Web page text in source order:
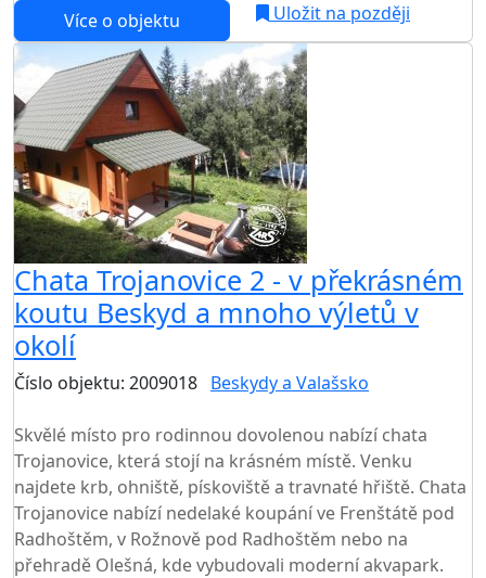
Více o objektu Uložit na později
Chata Trojanovice 2 - v překrásném
koutu Beskyd a mnoho výletů v
okolí
Číslo objektu: 2009018 Beskydy a Valašsko
Skvělé místo pro rodinnou dovolenou nabízí chata
Trojanovice, která stojí na krásném místě. Venku
najdete krb, ohniště, pískoviště a travnaté hřiště. Chata
Trojanovice nabízí nedelaké koupání ve Frenštátě pod
Radhoštěm, v Rožnově pod Radhoštěm nebo na
přehradě Olešná, kde vybudovali moderní akvapark.